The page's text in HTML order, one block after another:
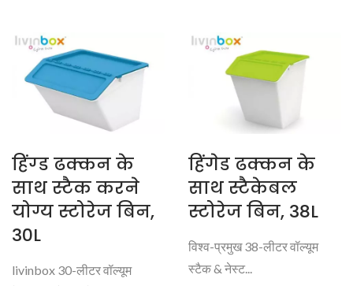
हिंग्ड ढक्कन के
साथ स्टैक करने
योग्य स्टोरेज बिन,
30L
livinbox 30-लीटर वॉल्यूम
हिंगेड ढक्कन के
साथ स्टैकेबल
स्टोरेज बिन, 38L
विश्व-प्रमुख 38-लीटर वॉल्यूम
स्टैक & नेस्ट...